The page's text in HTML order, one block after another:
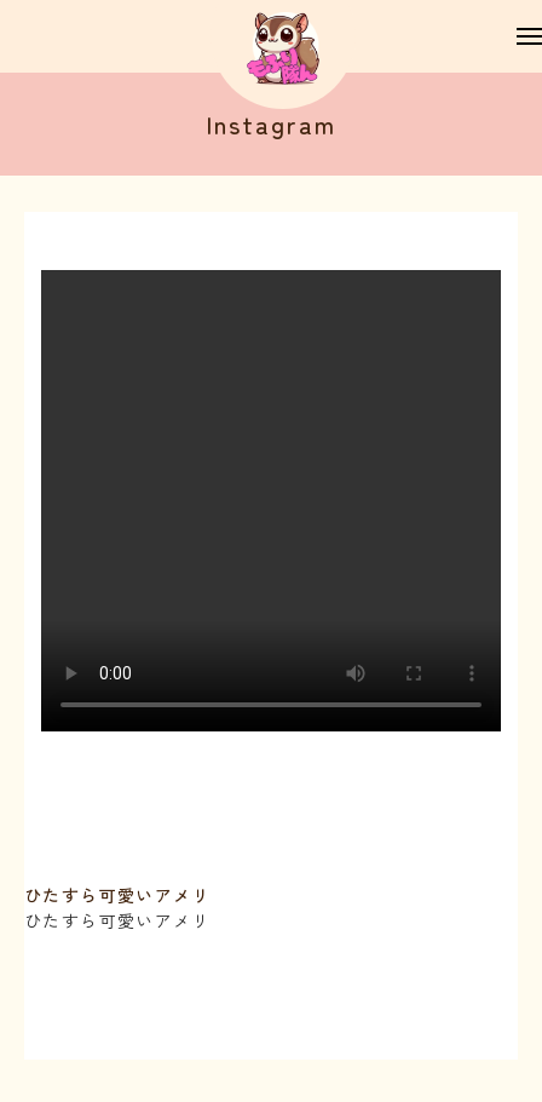
Instagram
ひたすら可愛いアメリ
ひたすら可愛いアメリ